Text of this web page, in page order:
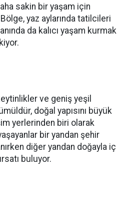
sakin bir yaşam için
yaz aylarında tatilcileri
da kalıcı yaşam kurmak
ve geniş yeşil
doğal yapısını büyük
yerlerinden biri olarak
bir yandan şehir
diğer yandan doğayla iç
buluyor.